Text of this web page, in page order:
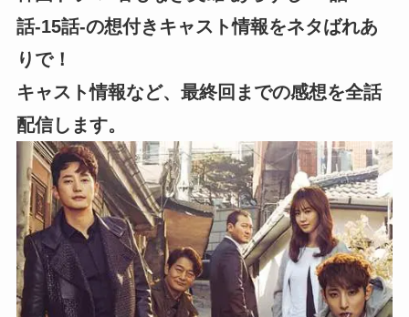
話-15話-の想付きキャスト情報をネタばれあ
りで！
キャスト情報など、最終回までの感想を全話
配信します。